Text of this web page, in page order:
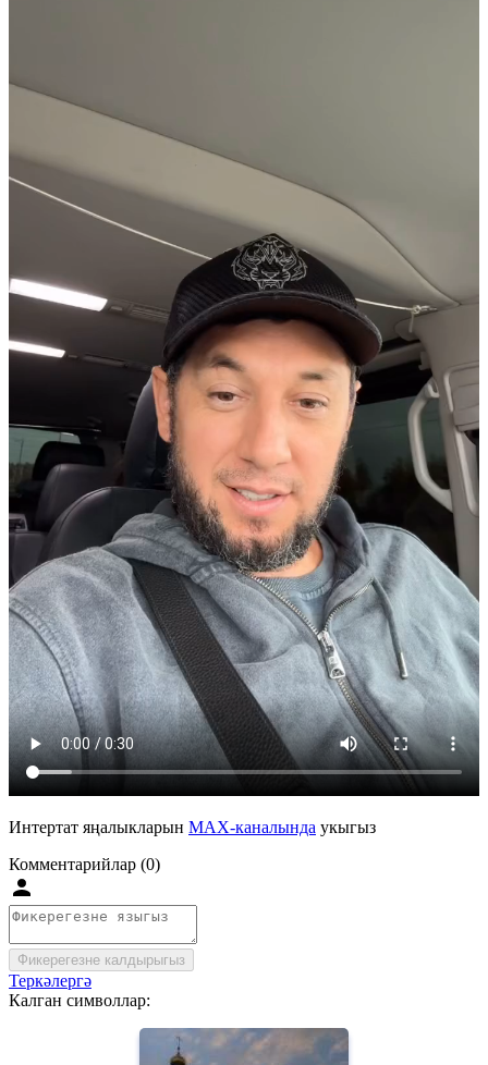
Интертат яңалыкларын MAX-каналында укыгыз
Комментарийлар (0)
Фикерегезне калдырыгыз
Теркәлергә
Калган символлар: